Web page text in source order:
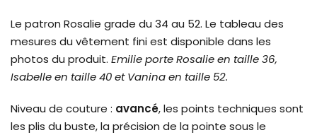
Le patron Rosalie grade du 34 au 52. Le tableau des
mesures du vêtement fini est disponible dans les
photos du produit. Emilie porte Rosalie en taille 36,
Isabelle en taille 40 et Vanina en taille 52.
Niveau de couture : avancé, les points techniques sont
les plis du buste, la précision de la pointe sous le